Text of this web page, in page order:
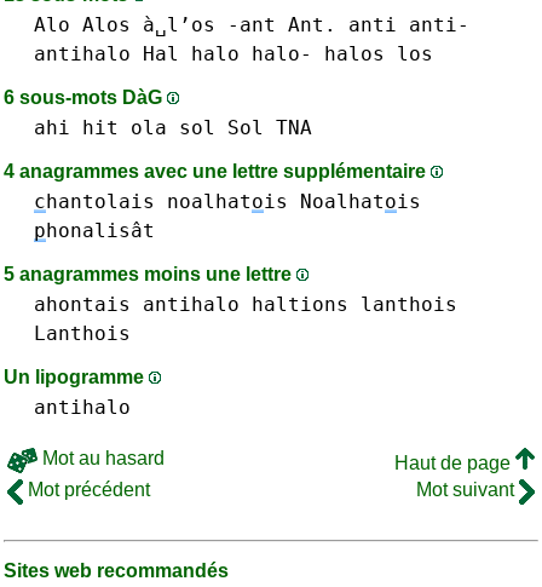
Alo Alos à␣l’os -ant Ant.
anti anti-
antihalo
Hal halo halo- halos los
6 sous-mots DàG
ahi hit ola sol Sol TNA
4 anagrammes avec une lettre supplémentaire
chantolais noalhatois Noalhatois
phonalisât
5 anagrammes moins une lettre
ahontais antihalo haltions
lanthois
Lanthois
Un lipogramme
antihalo
Mot au hasard
Haut de page
Mot précédent
Mot suivant
Sites web recommandés